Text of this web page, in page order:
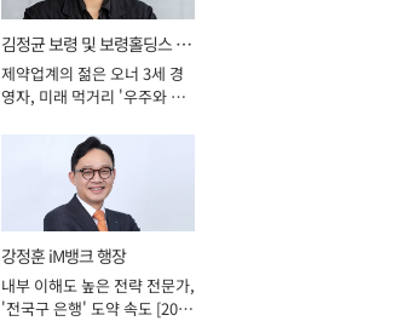
김정균 보령 및 보령홀딩스 대
표이사 사장
제약업계의 젊은 오너 3세 경
영자, 미래 먹거리 '우주와 헬
강정훈 iM뱅크 행장
내부 이해도 높은 전략 전문가,
'전국구 은행' 도약 속도 [2026